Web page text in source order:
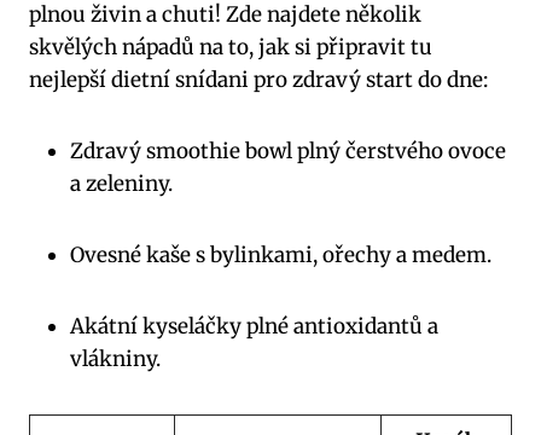
plnou živin a chuti! Zde najdete několik
skvělých nápadů na to, jak si připravit tu
nejlepší dietní snídani pro zdravý start do dne:
Zdravý smoothie bowl plný čerstvého ovoce
a zeleniny.
Ovesné kaše s bylinkami, ořechy a medem.
Akátní kyseláčky plné antioxidantů a
vlákniny.